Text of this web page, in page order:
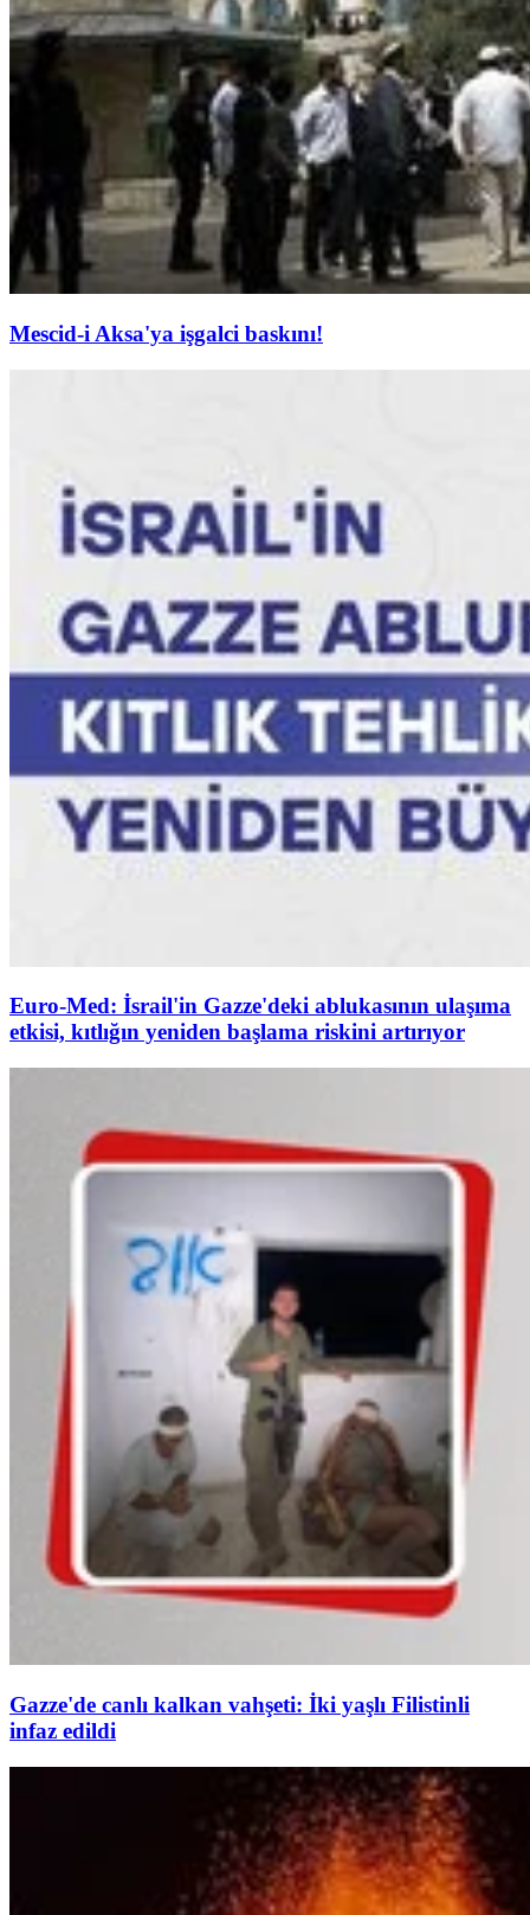
Mescid-i Aksa'ya işgalci baskını!
Euro-Med: İsrail'in Gazze'deki ablukasının ulaşıma
etkisi, kıtlığın yeniden başlama riskini artırıyor
Gazze'de canlı kalkan vahşeti: İki yaşlı Filistinli
infaz edildi